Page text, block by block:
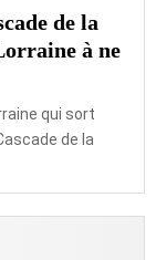
de la
à ne
qui sort
de la